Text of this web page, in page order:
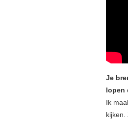
Je
lopen
Ik
kijken.